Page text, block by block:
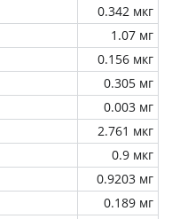
0.342 мкг
1.07 мг
0.156 мкг
0.305 мг
0.003 мг
2.761 мкг
0.9 мкг
0.9203 мг
0.189 мг